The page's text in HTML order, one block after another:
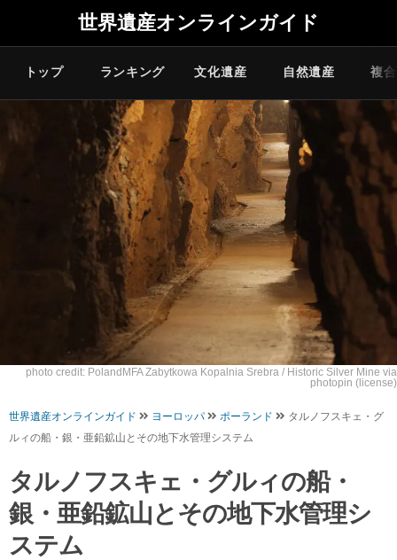
世界遺産オンラインガイド
トップ ランキング 文化遺産 自然遺産 複
photo credit: PolandMFA Zabytkowa Kopalnia Srebra / Historic Silver Mine via
photopin (license)
世界遺産オンラインガイド ヨーロッパ ポーランド
タルノフスキェ・グ
ルィの船・銀・亜鉛鉱山とその地下水管理システム
タルノフスキェ・グルィの船・
銀・亜鉛鉱山とその地下水管理シ
ステム